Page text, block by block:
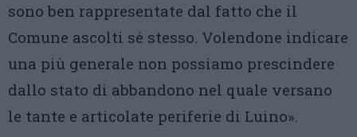
sono ben rappresentate dal fatto che il
Comune ascolti sé stesso. Volendone indicare
una più generale non possiamo prescindere
dallo stato di abbandono nel quale versano
le tante e articolate periferie di Luino».